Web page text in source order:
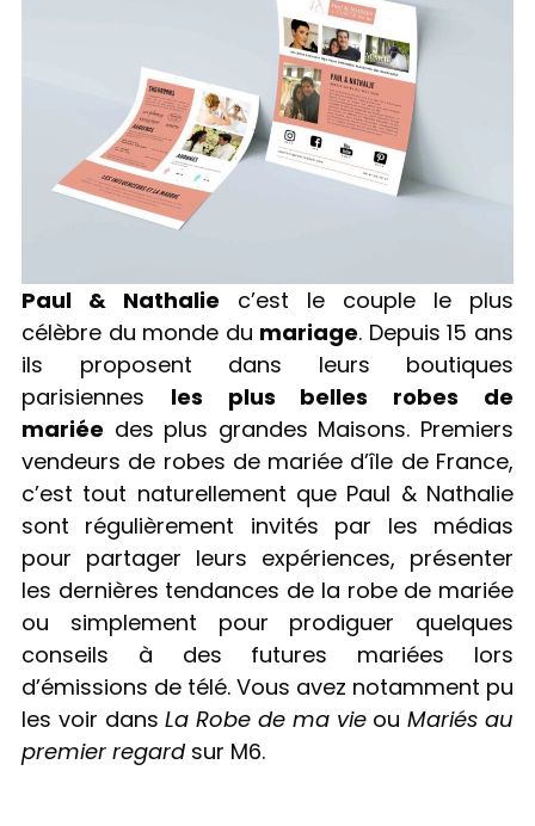
Paul & Nathalie c’est le couple le plus
célèbre du monde du mariage. Depuis 15 ans
ils proposent dans leurs boutiques
parisiennes les plus belles robes de
mariée des plus grandes Maisons. Premiers
vendeurs de robes de mariée d’île de France,
c’est tout naturellement que Paul & Nathalie
sont régulièrement invités par les médias
pour partager leurs expériences, présenter
les dernières tendances de la robe de mariée
ou simplement pour prodiguer quelques
conseils à des futures mariées lors
d’émissions de télé. Vous avez notamment pu
les voir dansLa Robe de ma vieouMariés au
premier regardsur M6.